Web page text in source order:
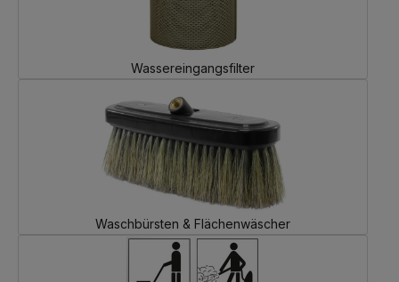
Wassereingangsfilter
Waschbürsten & Flächenwäscher